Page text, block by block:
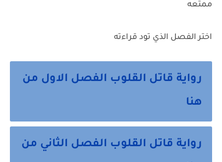
ممتعه
اختر الفصل الذي تود قراءته
رواية قاتل القلوب الفصل الاول من
هنا
رواية قاتل القلوب الفصل الثاني من